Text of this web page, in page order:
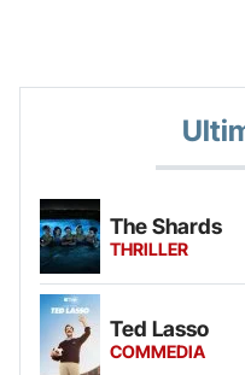
The Shards
THRILLER
Ted Lasso
COMMEDIA